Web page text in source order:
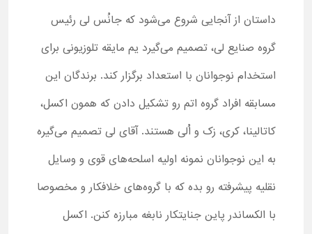
داستان از آنجایی شروع می‌شود که جانُس لی رئیس
گروه صنایع لی، تصمیم می‌گیرد یم مایقه تلوزیونی برای
استخدام نوجوانان با استعداد برگزار کند. برندگان این
مسابقه افراد گروه اتم رو تشکیل دادن که همون اکسل،
کاتالینا، کری، زک و اُلی هستند. آقای لی تصمیم می‌گیره
به این نوجوانان نمونه اولیه اسلحه‌های قوی و وسایل
نقلیه پیشرفته رو بده که با گروه‌های خلافکار و مخصوصا
با الکساندر پاین جنایتکار نابغه مبارزه کنن. اکسل